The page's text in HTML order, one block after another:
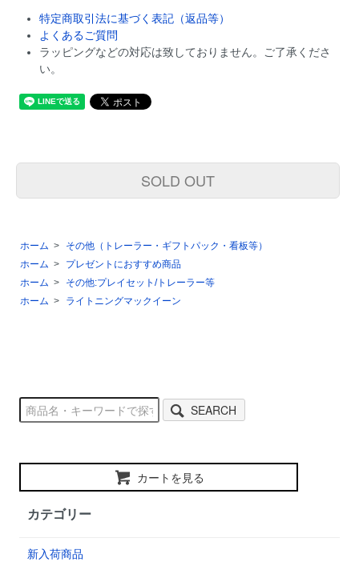
特定商取引法に基づく表記（返品等）
よくあるご質問
ラッピングなどの対応は致しておりません。ご了承くださ
い。
SOLD OUT
ホーム >
その他（トレーラー・ギフトパック・看板等）
ホーム >
プレゼントにおすすめ商品
ホーム >
その他:プレイセット/トレーラー等
ホーム > ライトニングマックイーン
SEARCH
カートを見る
カテゴリー
新入荷商品